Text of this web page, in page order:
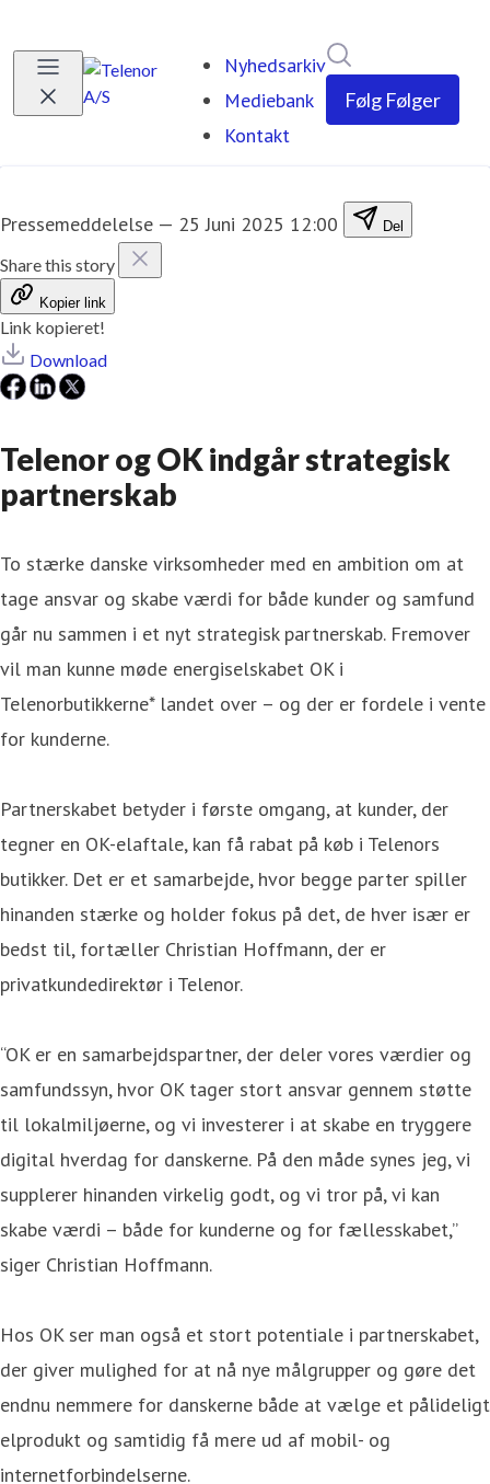
Nyhedsarkiv
Mediebank
Kontakt
Følg Følger
Pressemeddelelse — 25 Juni 2025 12:00 Del
Share this story
Kopier link
Link kopieret!
Download
Telenor og OK indgår strategisk
partnerskab
To stærke danske virksomheder med en ambition om at
tage ansvar og skabe værdi for både kunder og samfund
går nu sammen i et nyt strategisk partnerskab. Fremover
vil man kunne møde energiselskabet OK i
Telenorbutikkerne* landet over – og der er fordele i vente
for kunderne.
Partnerskabet betyder i første omgang, at kunder, der
tegner en OK-elaftale, kan få rabat på køb i Telenors
butikker. Det er et samarbejde, hvor begge parter spiller
hinanden stærke og holder fokus på det, de hver især er
bedst til, fortæller Christian Hoffmann, der er
privatkundedirektør i Telenor.
“OK er en samarbejdspartner, der deler vores værdier og
samfundssyn, hvor OK tager stort ansvar gennem støtte
til lokalmiljøerne, og vi investerer i at skabe en tryggere
digital hverdag for danskerne. På den måde synes jeg, vi
supplerer hinanden virkelig godt, og vi tror på, vi kan
skabe værdi – både for kunderne og for fællesskabet,”
siger Christian Hoffmann.
Hos OK ser man også et stort potentiale i partnerskabet,
der giver mulighed for at nå nye målgrupper og gøre det
endnu nemmere for danskerne både at vælge et pålideligt
elprodukt og samtidig få mere ud af mobil- og
internetforbindelserne.